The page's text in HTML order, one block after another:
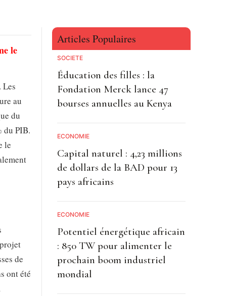
le
Les
au
du
du PIB.
le
de
ont été
Articles Populaires
SOCIETE
Éducation des filles : la
Fondation Merck lance 47
bourses annuelles au Kenya
ECONOMIE
Capital naturel : 4,23 millions
de dollars de la BAD pour 13
pays africains
ECONOMIE
Potentiel énergétique africain
: 850 TW pour alimenter le
prochain boom industriel
mondial